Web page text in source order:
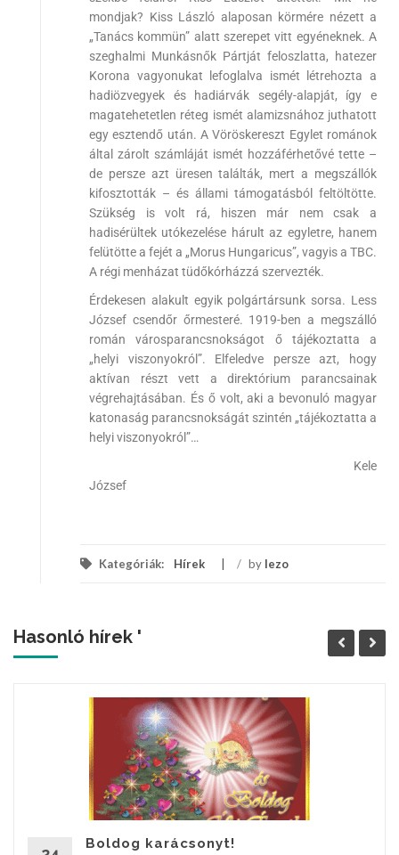
mondjak? Kiss László alaposan körmére nézett a
„Tanács kommün” alatt szerepet vitt egyéneknek. A
szeghalmi Munkásnők Pártját feloszlatta, hatezer
Korona vagyonukat lefoglalva ismét létrehozta a
hadiözvegyek és hadiárvák segély-alapját, így e
magatehetetlen réteg ismét alamizsnához juthatott
egy esztendő után. A Vöröskereszt Egylet románok
által zárolt számláját ismét hozzáférhetővé tette –
de persze azt üresen találták, mert a megszállók
kifosztották – és állami támogatásból feltöltötte.
Szükség is volt rá, hiszen már nem csak a
hadisérültek utókezelése hárult az egyletre, hanem
felütötte a fejét a „Morus Hungaricus”, vagyis a TBC.
A régi menházat tüdőkórházzá szervezték.
Érdekesen alakult egyik polgártársunk sorsa. Less
József csendőr őrmesteré. 1919-ben a megszálló
román városparancsnokságot ő tájékoztatta a
„helyi viszonyokról”. Elfeledve persze azt, hogy
aktívan részt vett a direktórium parancsainak
végrehajtásában. És ő volt, aki a bevonuló magyar
katonaság parancsnokságát szintén „tájékoztatta a
helyi viszonyokról”…
Kele
József
Kategóriák: Hírek / by lezo
Hasonló hírek '
Boldog karácsonyt!